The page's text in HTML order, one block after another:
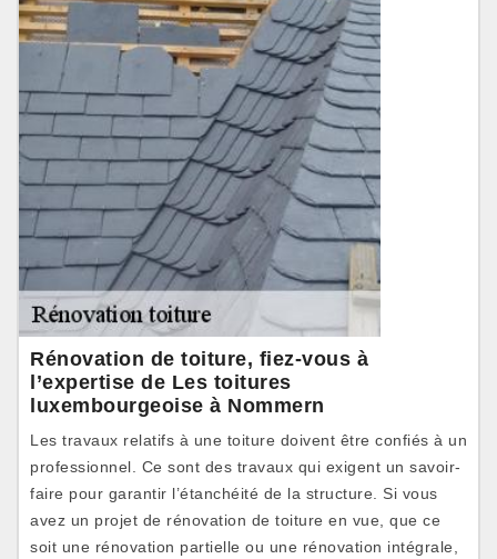
Rénovation de toiture, fiez-vous à
l’expertise de Les toitures
luxembourgeoise à Nommern
Les travaux relatifs à une toiture doivent être confiés à un
professionnel. Ce sont des travaux qui exigent un savoir-
faire pour garantir l’étanchéité de la structure. Si vous
avez un projet de rénovation de toiture en vue, que ce
soit une rénovation partielle ou une rénovation intégrale,